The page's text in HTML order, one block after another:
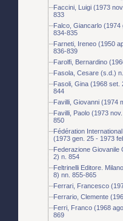
Faccini, Luigi (1973
833
Falco, Giancarlo (1974
834-835
Farneti, Ireneo (1950
836-839
Farolfi, Bernardino
Fasola, Cesare (s.d.)
Fasoli, Gina (1968 set.
844
Favilli, Giovanni (1974
Favilli, Paolo (1973
850
Fédération
(1973 gen. 25 - 1973
Federazione Giovanile
2) n. 854
Feltrinelli Editore.
8) nn. 855-865
Ferrari, Francesco
Ferrario, Clemente
Ferri, Franco (1968
869